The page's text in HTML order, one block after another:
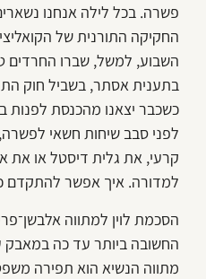
פשרה. בכל לילה אנחנו
החקיקה התורנית של
השבוע, למשל, שברו החרדים
בתענית אסתר, בשביל חוק
כשכבר יצאנו מהכנסת לפנות
לפני סבב שיחות חשאי
קרעי, את גלית דיסטל או את
למדורה. איך אפשר להתקדם
הסכמת לוין למתווה
החשובה ביותר עד כה
מתווה הנשיא הוא תפירה